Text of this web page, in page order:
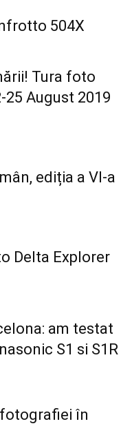
504X
Tura foto
August 2019
ediția a VI-a
Delta Explorer
am testat
S1 si S1R
în